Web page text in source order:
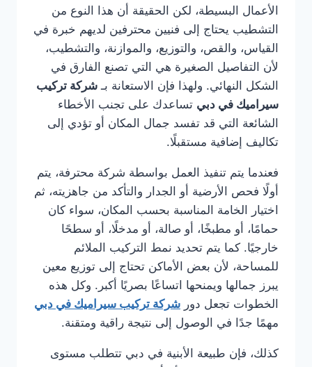
الأعمال البسيطة، لكن الحقيقة أن هذا النوع من
التشطيب يحتاج إلى فنيين محترفين لديهم خبرة في
القياس، والقص، والتوزيع، والموازنة، والتشطيب،
لأن التفاصيل الصغيرة هي التي تصنع الفارق في
الشكل النهائي. ولهذا فإن الاستعانة بـ شركة تركيب
سيراميك في دبي تساعدك على تجنب الأخطاء
الشائعة التي قد تفسد جمال المكان أو تؤدي إلى
تكاليف إضافية مستقبلًا.
فعندما يتم تنفيذ العمل بواسطة شركة محترفة، يتم
أولًا فحص الأرضية أو الجدار والتأكد من جاهزيته، ثم
اختيار الخامة المناسبة بحسب المكان، سواء كان
حمامًا، أو مطبخًا، أو صالة، أو مدخلًا، أو سطحًا
خارجيًا. كما يتم تحديد نمط التركيب الملائم
للمساحة، لأن بعض الأماكن تحتاج إلى توزيع معين
يبرز جمالها ويمنحها اتساعًا بصريًا أكبر. وكل هذه
الخطوات تجعل دور شركة تركيب سيراميك في دبي
مهمًا جدًا في الوصول إلى نتيجة راقية ومتقنة.
كذلك، فإن طبيعة الأبنية في دبي تتطلب مستوى